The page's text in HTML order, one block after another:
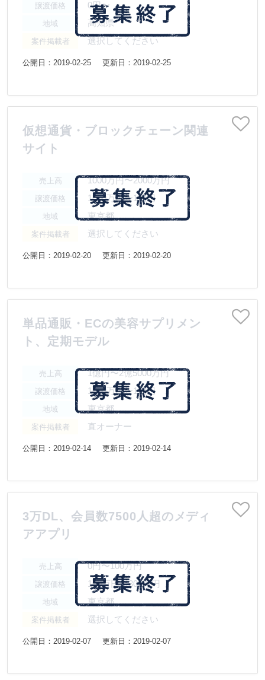
譲渡価格 0円〜
地域 高知県
案件掲載者 選択してください
公開日：2019-02-25 更新日：2019-02-25
仮想通貨・ブロックチェーン関連
サイト
売上高 1000万円〜2000万円
譲渡価格 1000万円〜1億円
地域 東京都
案件掲載者 選択してください
公開日：2019-02-20 更新日：2019-02-20
単品通販・ECの美容サプリメン
ト、定期モデル
売上高 1億円〜2億5000万円
譲渡価格 1000万円〜1億円
地域 東京都
案件掲載者 直オーナー
公開日：2019-02-14 更新日：2019-02-14
3万DL、会員数7500人超のメディ
アアプリ
売上高 0円〜100万円
譲渡価格 100万円〜300万円
地域 東京都
案件掲載者 選択してください
公開日：2019-02-07 更新日：2019-02-07